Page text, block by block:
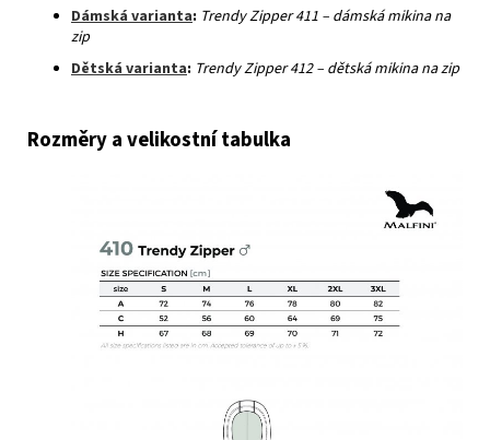
Dámská varianta: Trendy Zipper 411 – dámská mikina na
zip
Dětská varianta: Trendy Zipper 412 – dětská mikina na zip
Rozměry a velikostní tabulka